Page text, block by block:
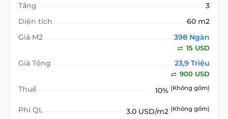
Tầng
3
Diện tích
60 m2
Giá M2
398 Ngàn
15 USD
Giá Tổng 23,9 Triệu
900 USD
Thuế 10% (Không gồm)
Phí QL 3.0 USD/m2 (Không gồm)